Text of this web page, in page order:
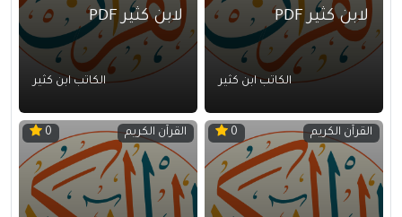
لابن كثير PDF
الكاتب ابن كثير
لابن كثير PDF
الكاتب ابن كثير
القرآن الكريم 0 القرآن الكريم 0